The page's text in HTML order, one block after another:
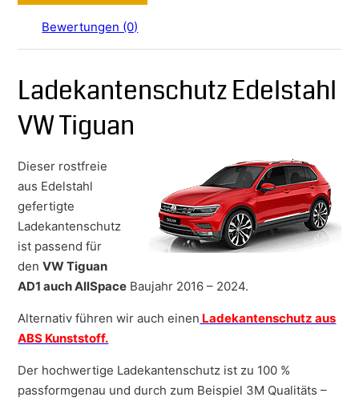
Bewertungen (0)
Ladekantenschutz Edelstahl
VW Tiguan
Dieser rostfreie
aus Edelstahl
gefertigte
Ladekantenschutz
ist passend für
denVW Tiguan
AD1 auch AllSpace Baujahr 2016 – 2024.
Alternativ führen wir auch einen Ladekantenschutz aus
ABS Kunststoff.
Der hochwertige Ladekantenschutz ist zu 100 %
passformgenau und durch zum Beispiel 3M Qualitäts –